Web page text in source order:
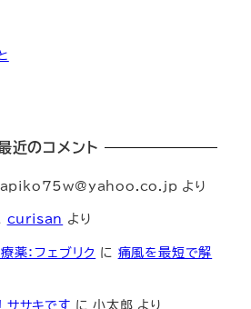
近のコメント
より
curisan より
薬：フェブリク に 痛風を最短で解
ササキです に小太郎 より